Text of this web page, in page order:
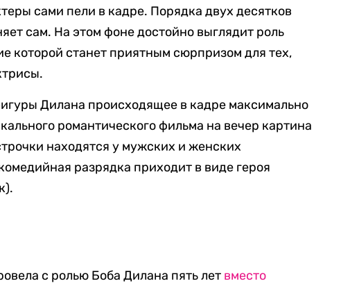
сами пели в кадре. Порядка двух десятков
сам. На этом фоне достойно выглядит роль
которой станет приятным сюрпризом для тех,
Дилана происходящее в кадре максимально
романтического фильма на вечер картина
находятся у мужских и женских
разрядка приходит в виде героя
с ролью Боба Дилана пять лет вместо